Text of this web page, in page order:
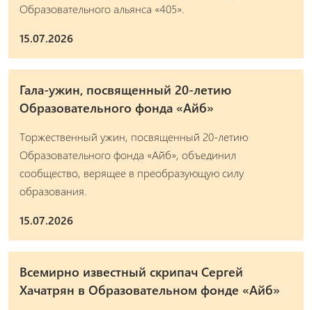
Образовательного альянса «405».
15.07.2026
Гала-ужин, посвященный 20-летию
Образовательного фонда «Айб»
Торжественный ужин, посвященный 20-летию
Образовательного фонда «Айб», объединил
сообщество, верящее в преобразующую силу
образования.
15.07.2026
Всемирно известный скрипач Сергей
Хачатрян в Образовательном фонде «Айб»